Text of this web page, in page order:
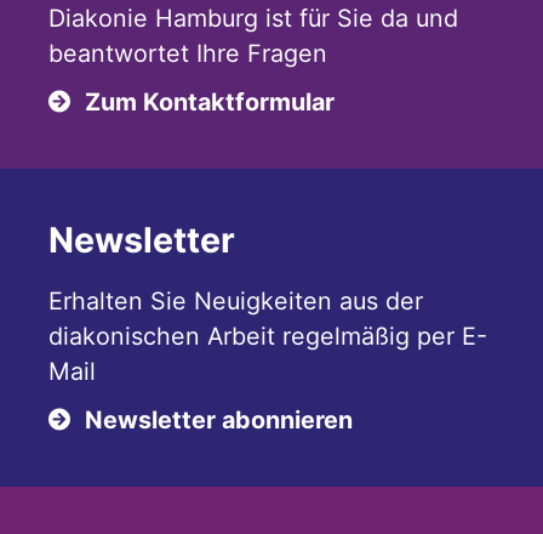
Diakonie Hamburg ist für Sie da und
beantwortet Ihre Fragen
Zum Kontaktformular
Newsletter
Erhalten Sie Neuigkeiten aus der
diakonischen Arbeit regelmäßig per E-
Mail
Newsletter abonnieren